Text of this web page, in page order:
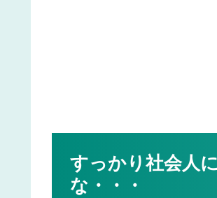
すっかり社会人
な・・・